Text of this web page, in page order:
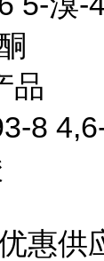
品
8
惠供